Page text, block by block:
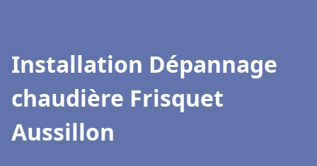
Installation Dépannage
chaudière Frisquet
Aussillon